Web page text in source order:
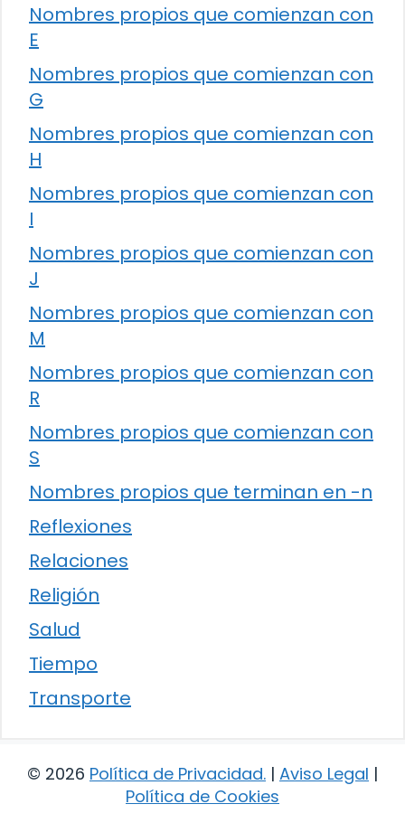
Nombres propios que comienzan con
E
Nombres propios que comienzan con
G
Nombres propios que comienzan con
H
Nombres propios que comienzan con
I
Nombres propios que comienzan con
J
Nombres propios que comienzan con
M
Nombres propios que comienzan con
R
Nombres propios que comienzan con
S
Nombres propios que terminan en -n
Reflexiones
Relaciones
Religión
Salud
Tiempo
Transporte
© 2026 Política de Privacidad. | Aviso Legal |
Política de Cookies